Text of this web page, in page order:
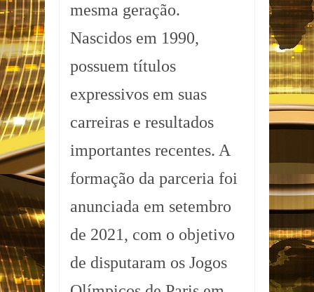
mesma geração.
Nascidos em 1990,
possuem títulos
expressivos em suas
carreiras e resultados
importantes recentes. A
formação da parceria foi
anunciada em setembro
de 2021, com o objetivo
de disputaram os Jogos